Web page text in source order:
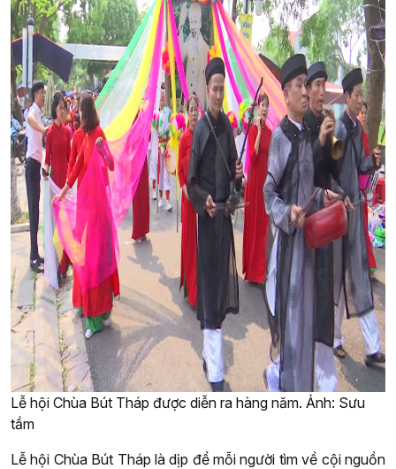
Lễ hội Chùa Bút Tháp được diễn ra hàng năm. Ảnh: Sưu
tầm
Lễ hội Chùa Bút Tháp là dịp để mỗi người tìm về cội nguồn